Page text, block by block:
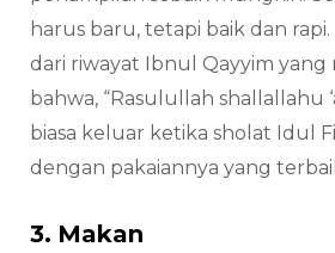
harus baru, tetapi baik dan rapi.
dari riwayat Ibnul Qayyim
bahwa, “Rasulullah shallallahu
biasa keluar ketika sholat Idul
dengan pakaiannya yang
3. Makan